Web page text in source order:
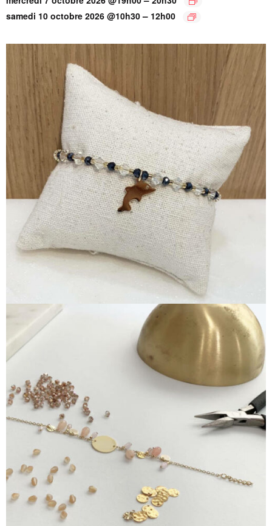
samedi 10 octobre 2026 @10h30– 12h00